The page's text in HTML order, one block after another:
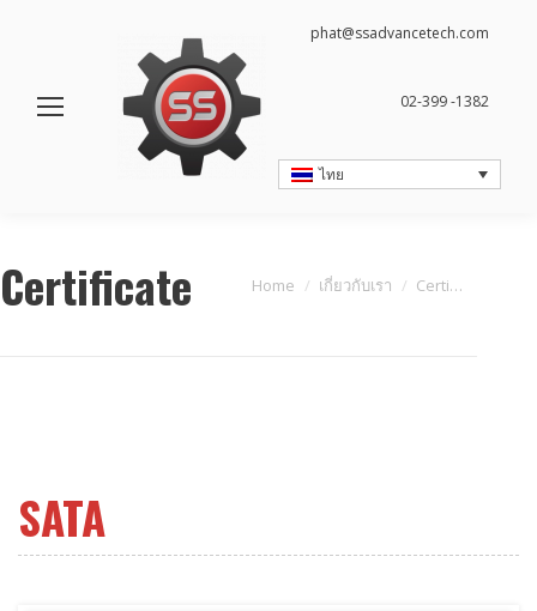
phat@ssadvancetech.com
02-399 -1382
ไทย
Certificate You are here:
Home เกี่ยวกับเรา Certi…
SATA